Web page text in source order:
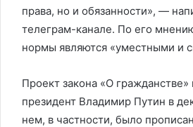
права, но и обязанности», —
телеграм-канале. По его
нормы являются «уместными и
Проект закона «О
президент Владимир Путин в
нем, в частности, было